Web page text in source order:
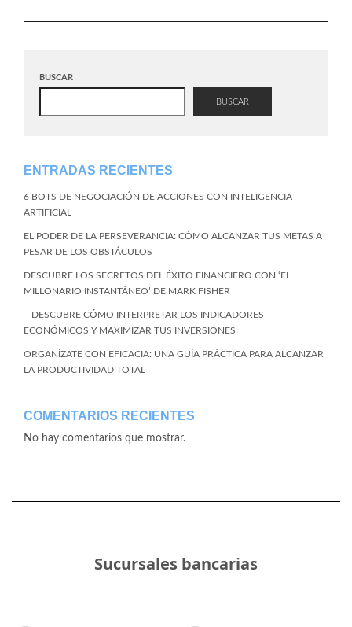
BUSCAR
BUSCAR
ENTRADAS RECIENTES
6 BOTS DE NEGOCIACIÓN DE ACCIONES CON INTELIGENCIA
ARTIFICIAL
EL PODER DE LA PERSEVERANCIA: CÓMO ALCANZAR TUS METAS A
PESAR DE LOS OBSTÁCULOS
DESCUBRE LOS SECRETOS DEL ÉXITO FINANCIERO CON ‘EL
MILLONARIO INSTANTÁNEO’ DE MARK FISHER
– DESCUBRE CÓMO INTERPRETAR LOS INDICADORES
ECONÓMICOS Y MAXIMIZAR TUS INVERSIONES
ORGANÍZATE CON EFICACIA: UNA GUÍA PRÁCTICA PARA ALCANZAR
LA PRODUCTIVIDAD TOTAL
COMENTARIOS RECIENTES
No hay comentarios que mostrar.
Sucursales bancarias